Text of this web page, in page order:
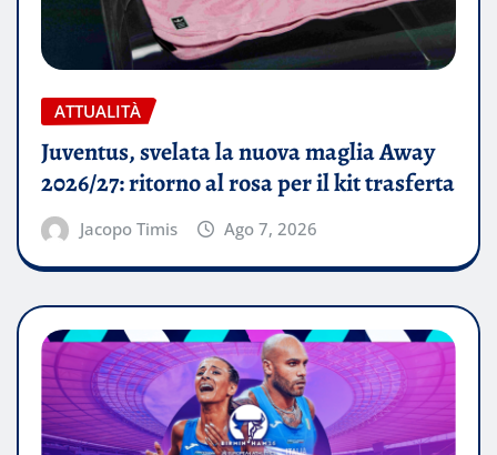
ATTUALITÀ
Juventus, svelata la nuova maglia Away
2026/27: ritorno al rosa per il kit trasferta
Jacopo Timis Ago 7, 2026